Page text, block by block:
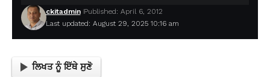
Last updated: August 29, 2025 10:16 am
ckitadmin Published: April 6, 2012
ਲਿਖਤ ਨੂੰ ਇੱਥੇ ਸੁਣੋ